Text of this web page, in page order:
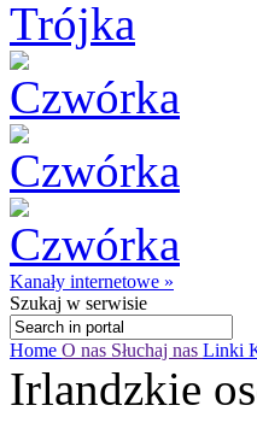
Kanały internetowe »
Szukaj w serwisie
Home O nas Słuchaj nas Linki
Irlandzkie